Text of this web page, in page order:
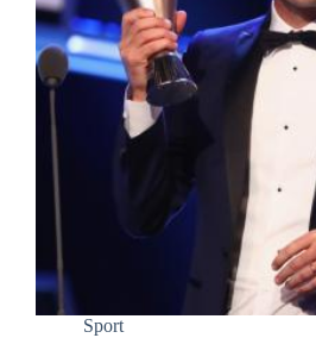
Sport